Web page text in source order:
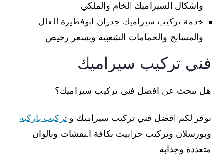
واشكال السيراميك الخام والملكي
خدمة تركيب سيراميك جدران ابوفطيرة للفلل
والمسابح والحمامات الشعبية وبسعر رخيص
فني تركيب سيراميك
هل تبحث عن افضل فني تركيب سيراميك؟
نوفر لكم افضل فني تركيب سيراميك وتركيب باركيه
وبورسلان وتركيب جرانيت بكافة النقشات وبالوان
متعددة وجذابة